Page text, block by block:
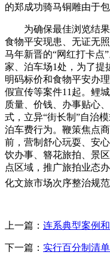
的郑成功骑马铜雕由于
为确保最佳浏览结果
食物平安现患、无证无
马年新晋的“网红打卡点
家、泊车场1处，为了提
明码标价和食物平安办
假宣传等案件11起。鲤
质量、价钱、办事贴心
式，立异“街长制”自治
泊车费行为。鞭策焦点
前，营制舒心玩耍、安
饮办事、簪花旅拍、景
点区域，推广旅拍业态
化文旅市场次序整治规范
上一篇： 连系典型案例
下一篇： 实行百分制清